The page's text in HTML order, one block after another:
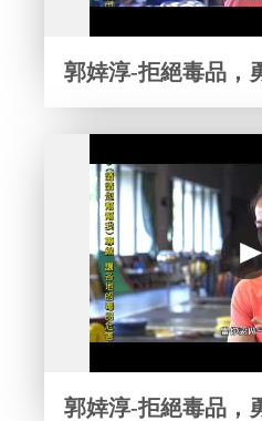
郭婞淳-拒絕毒品，
郭婞淳-拒絕毒品，